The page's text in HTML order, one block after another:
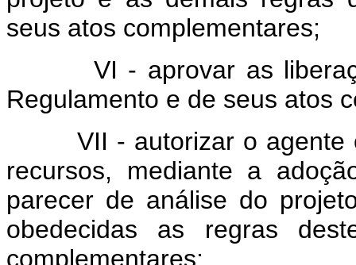
seus atos complementares;
VI - aprovar as
Regulamento e de seus atos
VII - autorizar o agente
recursos, mediante a
parecer de análise do
obedecidas as regras
complementares;